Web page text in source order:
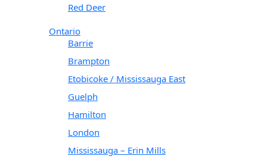
Red Deer
Ontario
Barrie
Brampton
Etobicoke / Mississauga East
Guelph
Hamilton
London
Mississauga – Erin Mills